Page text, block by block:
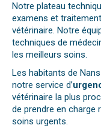
Notre plateau
examens et
vétérinaire. Notre
techniques de
les meilleurs soins.
Les habitants de
notre service d’
vétérinaire la plus
de prendre en charge
soins urgents.